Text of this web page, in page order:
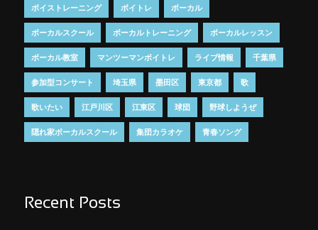
ボイストレーニング ボイトレ ボーカル
ボーカルスクール ボーカルトレーニング ボーカルレッスン
ボーカル教室 マンツーマンボイトレ ライブ情報 千葉県
参加型コンサート 埼玉県 墨田区 東京都 歌
歌いたい 江戸川区 江東区 球団 野球しようぜ
隠れ家ボーカルスクール 集団カラオケ 青春ソング
Recent Posts